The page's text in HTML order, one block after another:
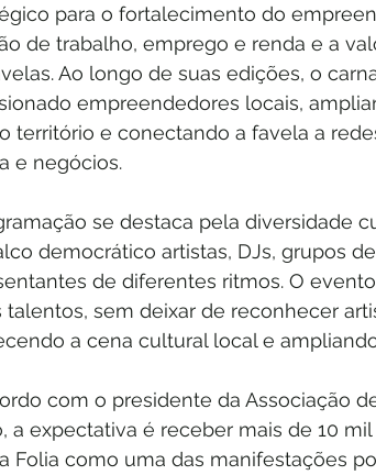
para o fortalecimento do
de trabalho, emprego e renda e a
Ao longo de suas edições, o
empreendedores locais,
território e conectando a favela a
e negócios.
se destaca pela diversidade
democrático artistas, DJs, grupos
de diferentes ritmos. O
talentos, sem deixar de reconhecer
a cena cultural local e
com o presidente da Associação
a expectativa é receber mais de 10
Folia como uma das manifestações